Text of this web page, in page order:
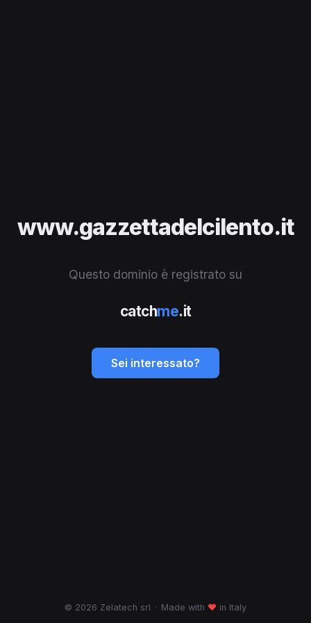
www.gazzettadelcilento.it
Questo dominio è registrato su
catchme.it
Sei interessato?
© 2026 Zelatech srl · Made with ♥ in Italy